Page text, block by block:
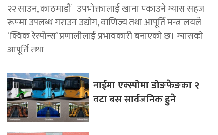
२२ साउन, काठमाडाैं। उपभोक्तालाई खाना पकाउने ग्यास सहज
रूपमा उपलब्ध गराउन उद्योग, वाणिज्य तथा आपूर्ति मन्त्रालयले
‘क्विक रेस्पोन्स’ प्रणालीलाई प्रभावकारी बनाएको छ। ग्यासको
आपूर्ति तथा
नाईमा एक्स्पोमा डोङफेङका २
वटा बस सार्वजनिक हुने